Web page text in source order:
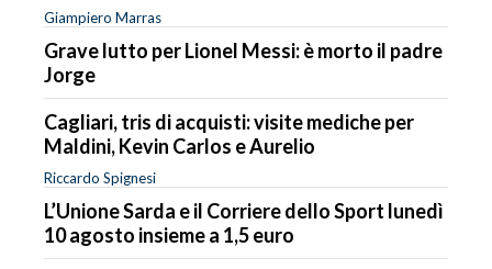
Giampiero Marras
Grave lutto per Lionel Messi: è morto il padre
Jorge
Cagliari, tris di acquisti: visite mediche per
Maldini, Kevin Carlos e Aurelio
Riccardo Spignesi
L’Unione Sarda e il Corriere dello Sport lunedì
10 agosto insieme a 1,5 euro